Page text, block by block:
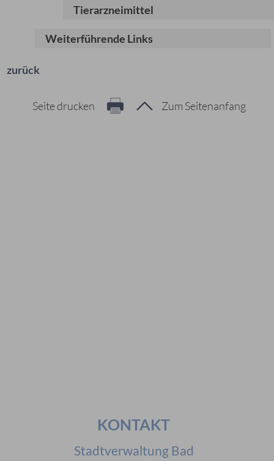
Tierarzneimittel
Weiterführende Links
zurück
Zum Seitenanfang
Seite drucken
KONTAKT
Stadtverwaltung Bad